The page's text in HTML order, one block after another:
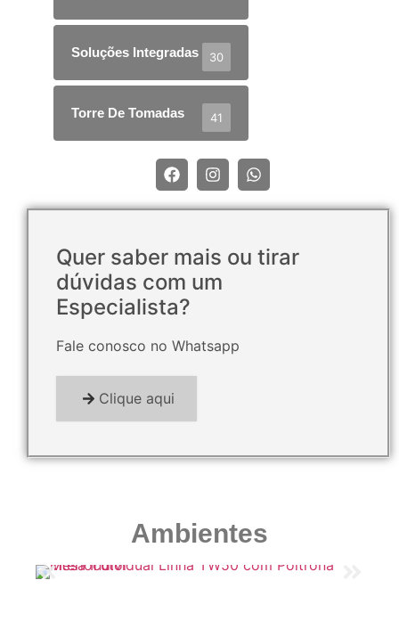
Soluções Integradas 30
Torre De Tomadas 41
Quer saber mais ou tirar
dúvidas com um
Especialista?
Fale conosco no Whatsapp
Clique aqui
Ambientes